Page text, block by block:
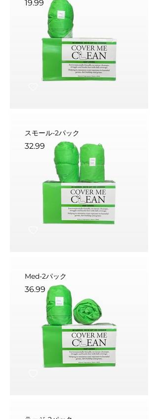
19.99
スモール-2パック
32.99
Med-2パック
36.99